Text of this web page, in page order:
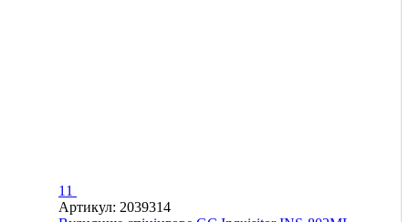
11
Артикул: 2039314